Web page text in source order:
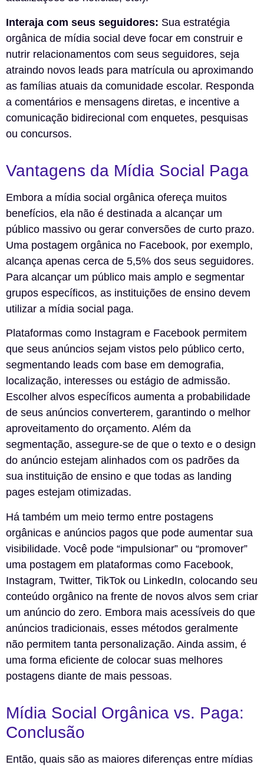
Interaja com seus seguidores: Sua estratégia
orgânica de mídia social deve focar em construir e
nutrir relacionamentos com seus seguidores, seja
atraindo novos leads para matrícula ou aproximando
as famílias atuais da comunidade escolar. Responda
a comentários e mensagens diretas, e incentive a
comunicação bidirecional com enquetes, pesquisas
ou concursos.
Vantagens da Mídia Social Paga
Embora a mídia social orgânica ofereça muitos
benefícios, ela não é destinada a alcançar um
público massivo ou gerar conversões de curto prazo.
Uma postagem orgânica no Facebook, por exemplo,
alcança apenas cerca de 5,5% dos seus seguidores.
Para alcançar um público mais amplo e segmentar
grupos específicos, as instituições de ensino devem
utilizar a mídia social paga.
Plataformas como Instagram e Facebook permitem
que seus anúncios sejam vistos pelo público certo,
segmentando leads com base em demografia,
localização, interesses ou estágio de admissão.
Escolher alvos específicos aumenta a probabilidade
de seus anúncios converterem, garantindo o melhor
aproveitamento do orçamento. Além da
segmentação, assegure-se de que o texto e o design
do anúncio estejam alinhados com os padrões da
sua instituição de ensino e que todas as landing
pages estejam otimizadas.
Há também um meio termo entre postagens
orgânicas e anúncios pagos que pode aumentar sua
visibilidade. Você pode “impulsionar” ou “promover”
uma postagem em plataformas como Facebook,
Instagram, Twitter, TikTok ou LinkedIn, colocando seu
conteúdo orgânico na frente de novos alvos sem criar
um anúncio do zero. Embora mais acessíveis do que
anúncios tradicionais, esses métodos geralmente
não permitem tanta personalização. Ainda assim, é
uma forma eficiente de colocar suas melhores
postagens diante de mais pessoas.
Mídia Social Orgânica vs. Paga:
Conclusão
Então, quais são as maiores diferenças entre mídias